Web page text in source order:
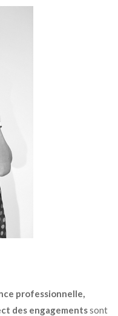
professionnelle,
des engagementssont